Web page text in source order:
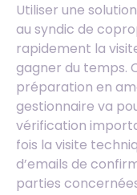
Utiliser une
au syndic de
rapidement la
gagner du temps.
préparation en
gestionnaire va
vérification
fois la visite
d’emails de
parties